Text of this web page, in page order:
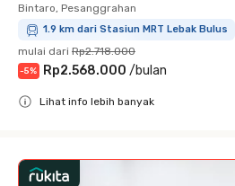
Bintaro, Pesanggrahan
1.9 km dari Stasiun MRT Lebak Bulus
mulai dari Rp2.718.000
-5% Rp2.568.000 /bulan
Lihat info lebih banyak